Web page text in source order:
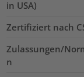
in USA)
Zertifiziert nach
Zulassungen/
n